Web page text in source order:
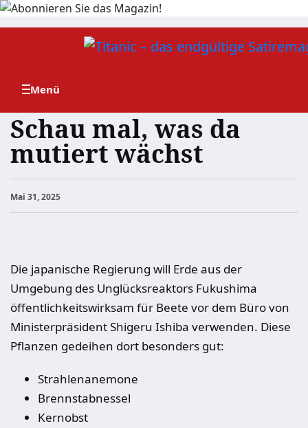
Zum
Schau mal, was da
mutiert wächst
Mai 31, 2025
Die japanische Regierung will Erde aus der
Umgebung des Unglücksreaktors Fukushima
öffentlichkeitswirksam für Beete vor dem Büro von
Ministerpräsident Shigeru Ishiba verwenden. Diese
Pflanzen gedeihen dort besonders gut:
Strahlenanemone
Brennstabnessel
Kernobst